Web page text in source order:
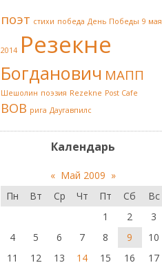
поэт стихи победа День Победы 9 мая
2014 Резекне
Богданович МАПП
Шешолин поэзия Rezekne Post Cafe
ВОВ рига Даугавпилс
Календарь
« Май 2009 »
Пн
Вт Ср Чт Пт Сб
Вс
1
2
3
4
5 6 7 8 9
10
11
12 13 14 15 16
17